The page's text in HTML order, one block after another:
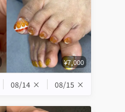
¥7,000
08/14 × 08/15 ×